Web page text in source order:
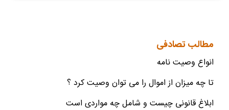
مطالب تصادفی
انواع وصیت نامه
تا چه میزان از اموال را می توان وصیت کرد ؟
ابلاغ قانونی چیست و شامل چه مواردی است